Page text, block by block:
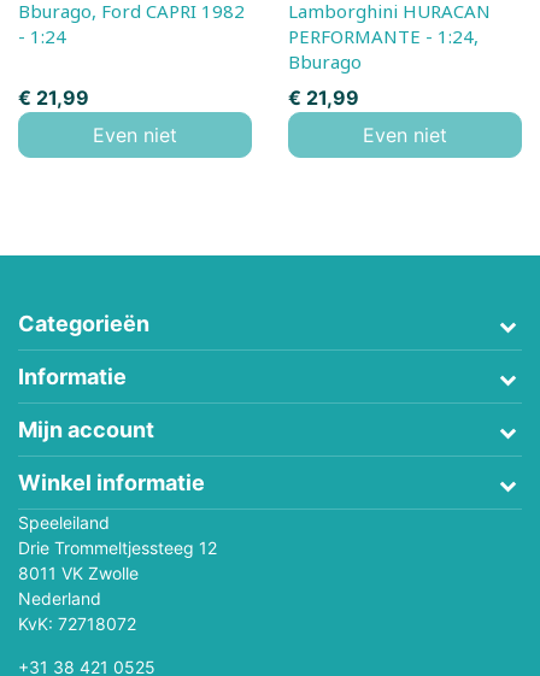
Bburago, Ford CAPRI 1982
- 1:24
Prijs
€ 21,99
Even niet
Lamborghini HURACAN
PERFORMANTE - 1:24,
Bburago
Prijs
€ 21,99
Even niet
Categorieën
Informatie
Mijn account
Winkel informatie
Speeleiland
Drie Trommeltjessteeg 12
8011 VK Zwolle
Nederland
KvK: 72718072
+31 38 421 0525